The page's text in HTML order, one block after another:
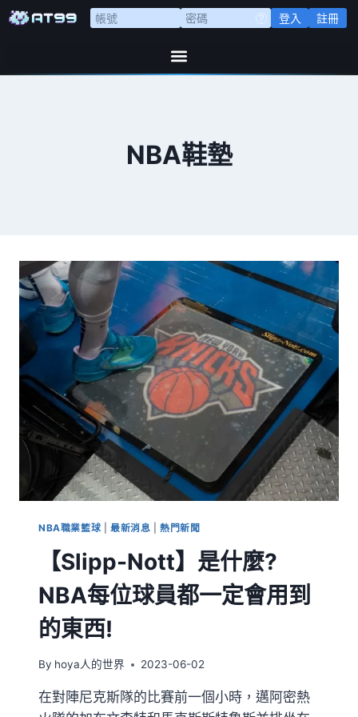
登入 註冊
NBA鞋墊
NBA職業籃球 最新消息 |熱門新聞
【Slipp-Nott】是什麼?
NBA每位球員都一定會用到
的東西!
By hoya人的世界 2023-06-02
在對陣尼克斯隊的比賽前一個小時，邁阿密熱